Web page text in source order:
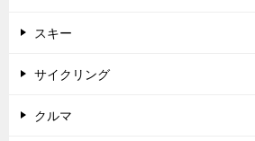
スキー
サイクリング
クルマ